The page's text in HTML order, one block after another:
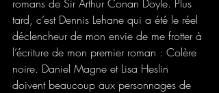
romans de Sir Arthur Conan Doyle. Plus
tard, c’est Dennis Lehane qui a été le réel
déclencheur de mon envie de me frotter à
l’écriture de mon premier roman : Colère
noire. Daniel Magne et Lisa Heslin
doivent beaucoup aux personnages de